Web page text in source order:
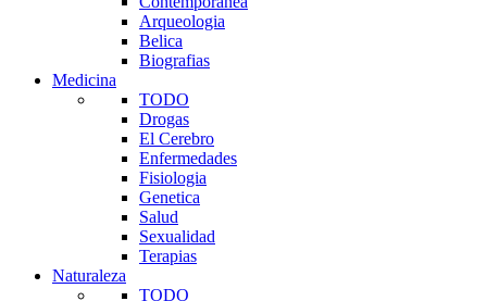
Arqueologia
Belica
Biografias
Medicina
TODO
Drogas
El Cerebro
Enfermedades
Fisiologia
Genetica
Salud
Sexualidad
Terapias
Naturaleza
TODO